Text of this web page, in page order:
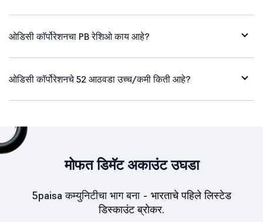
ओडिसी कॉर्पोरेशनचा PB रेशिओ काय आहे?
ओडिसी कॉर्पोरेशनचे 52 आठवडा उच्च/कमी किती आहे?
मोफत डिमॅट अकाउंट उघडा
5paisa कम्युनिटीचा भाग बना - भारताचे पहिले लिस्टेड
डिस्काउंट ब्रोकर.